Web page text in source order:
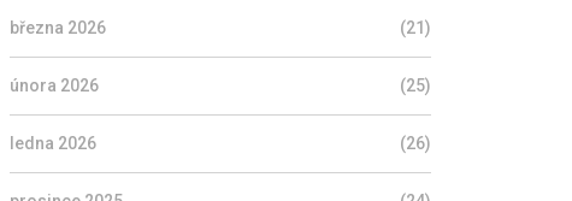
března 2026 (21)
února 2026 (25)
ledna 2026 (26)